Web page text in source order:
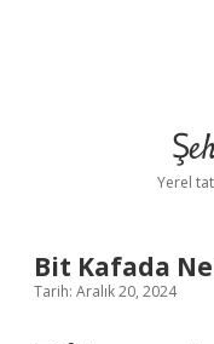
Yerel
Bit Kafada
Tarih: Aralık 20, 2024